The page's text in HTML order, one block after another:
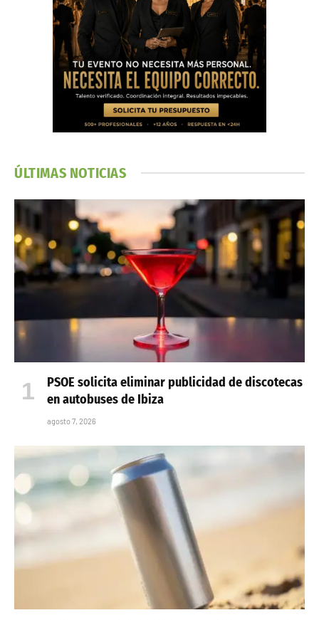
ÚLTIMAS NOTICIAS
PSOE solicita eliminar publicidad de discotecas
en autobuses de Ibiza
agosto 7, 2026